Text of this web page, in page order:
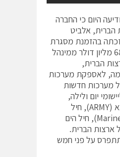
היום כי החברה
אלביט
בהזמנת מסגרת
בהיקף כספי של 68 מליון דולר ממינהל
הברית,
לאספקת מערכות
מערכות חדשות
יום ולילה,
למסוקים של הצבא (ARMY), חיל
הנחתים (Marine Corps), חיל הים
ארצות הברית.
על פני חמש